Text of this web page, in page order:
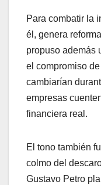
Para combatir la
él, genera
propuso además
el compromiso
cambiarían
empresas
financiera real.
El tono también
colmo del
Gustavo Petro